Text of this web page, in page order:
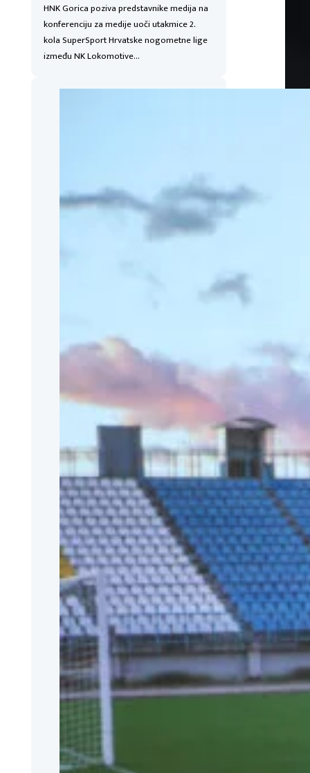
HNK Gorica poziva predstavnike medija na
konferenciju za medije uoči utakmice 2.
kola SuperSport Hrvatske nogometne lige
između NK Lokomotive…